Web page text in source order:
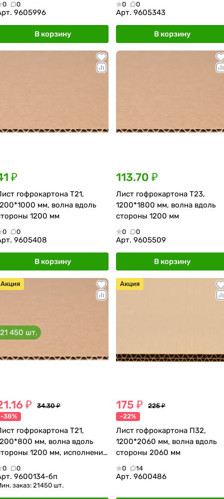
0 0
9605996
В корзину
0 0
Арт. 9605343
В корзину
₽
гофрокартона Т21,
мм, волна вдоль
1200 мм
0 0
9605408
В корзину
113.70 ₽
Лист гофрокартона Т23,
1200*1800 мм, волна вдоль
стороны 1200 мм
0 0
Арт. 9605509
В корзину
Акция
21 450 шт.
₽
34.30 ₽
-38%
гофрокартона Т21,
мм, волна вдоль
1200 мм, исполнение
0 0
9600134-бп
заказ: 21450 шт.
Акция
175 ₽
225 ₽
-22%
Лист гофрокартона П32,
1200*2060 мм, волна вдоль
стороны 2060 мм
0 14
Арт. 9600486